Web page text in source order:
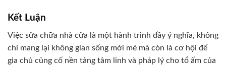
Kết Luận
Việc sửa chữa nhà cửa là một hành trình đầy ý nghĩa, không
chỉ mang lại không gian sống mới mẻ mà còn là cơ hội để
gia chủ củng cố nền tảng tâm linh và pháp lý cho tổ ấm của